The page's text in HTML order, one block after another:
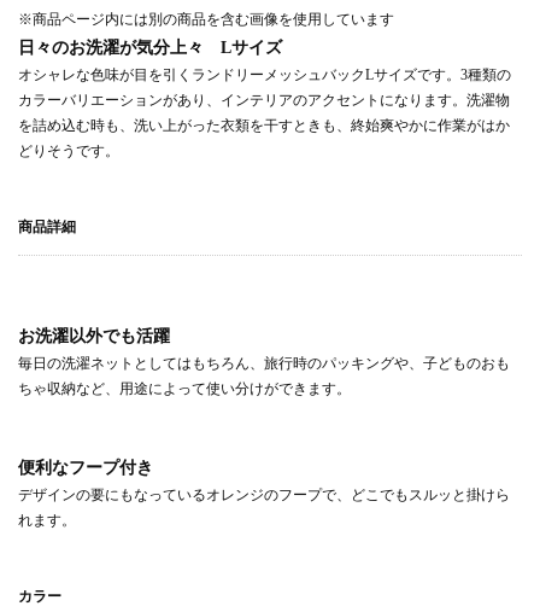
※商品ページ内には別の商品を含む画像を使用しています
日々のお洗濯が気分上々 Lサイズ
オシャレな色味が目を引くランドリーメッシュバックLサイズです。3種類の
カラーバリエーションがあり、インテリアのアクセントになります。洗濯物
を詰め込む時も、洗い上がった衣類を干すときも、終始爽やかに作業がはか
どりそうです。
商品詳細
お洗濯以外でも活躍
毎日の洗濯ネットとしてはもちろん、旅行時のパッキングや、子どものおも
ちゃ収納など、用途によって使い分けができます。
便利なフープ付き
デザインの要にもなっているオレンジのフープで、どこでもスルッと掛けら
れます。
カラー